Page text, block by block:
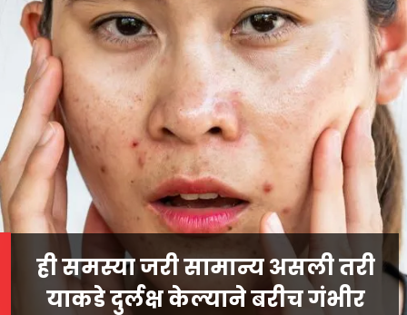
ही समस्या जरी सामान्य असली तरी
याकडे दुर्लक्ष केल्याने बरीच गंभीर